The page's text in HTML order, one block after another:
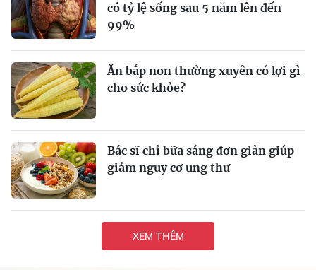
có tỷ lệ sống sau 5 năm lên đến
99%
Ăn bắp non thường xuyên có lợi gì
cho sức khỏe?
Bác sĩ chỉ bữa sáng đơn giản giúp
giảm nguy cơ ung thư
XEM THÊM